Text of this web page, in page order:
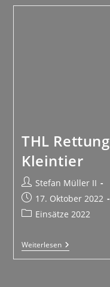
THL Rettung
Kleintier
Stefan Müller II
17. Oktober 2022
Einsätze 2022
Weiterlesen